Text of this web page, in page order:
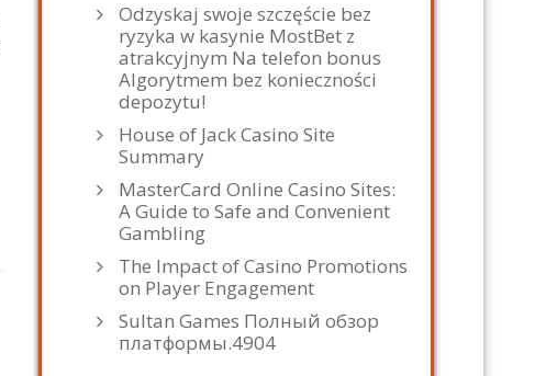
Odzyskaj swoje szczęście bez
ryzyka w kasynie MostBet z
atrakcyjnym Na telefon bonus
Algorytmem bez konieczności
depozytu!
House of Jack Casino Site
Summary
MasterCard Online Casino Sites:
A Guide to Safe and Convenient
Gambling
The Impact of Casino Promotions
on Player Engagement
Sultan Games Полный обзор
платформы.4904